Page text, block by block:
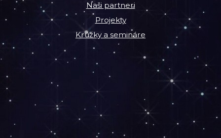
Naši partneri
Projekty
Krúžky a semináre